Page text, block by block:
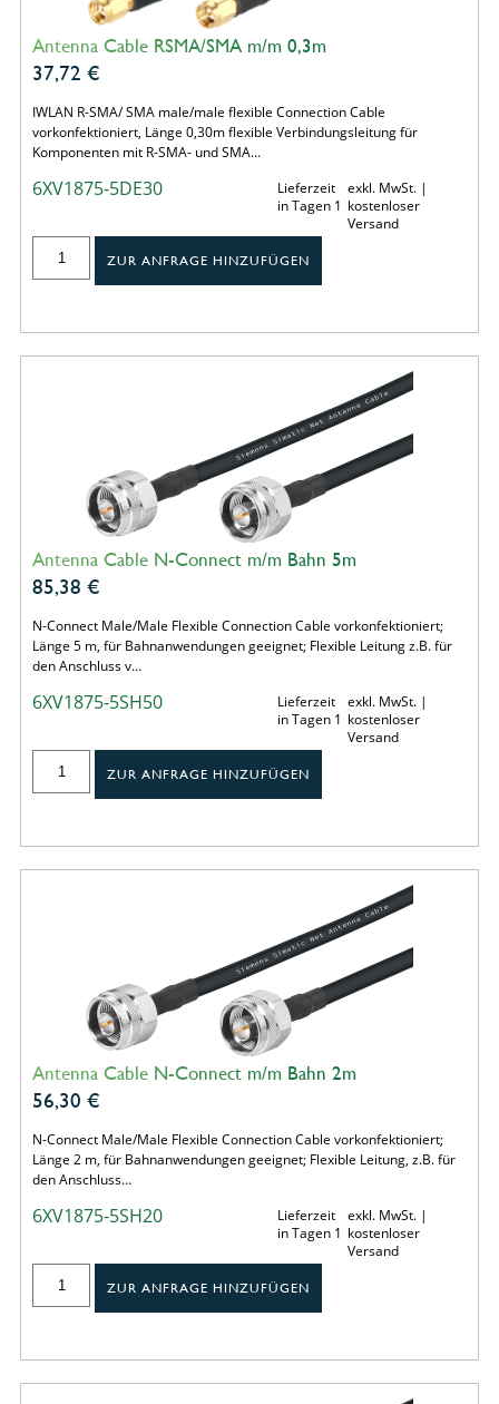
Antenna Cable RSMA/SMA m/m 0,3m
37,72 €
IWLAN R-SMA/ SMA male/male flexible Connection Cable
vorkonfektioniert, Länge 0,30m flexible Verbindungsleitung für
Komponenten mit R-SMA- und SMA…
6XV1875-5DE30
Lieferzeit
in Tagen 1
exkl. MwSt. |
kostenloser
Versand
ZUR ANFRAGE HINZUFÜGEN
Antenna Cable N-Connect m/m Bahn 5m
85,38 €
N-Connect Male/Male Flexible Connection Cable vorkonfektioniert;
Länge 5 m, für Bahnanwendungen geeignet; Flexible Leitung z.B. für
den Anschluss v…
6XV1875-5SH50
Lieferzeit
in Tagen 1
exkl. MwSt. |
kostenloser
Versand
ZUR ANFRAGE HINZUFÜGEN
Antenna Cable N-Connect m/m Bahn 2m
56,30 €
N-Connect Male/Male Flexible Connection Cable vorkonfektioniert;
Länge 2 m, für Bahnanwendungen geeignet; Flexible Leitung, z.B. für
den Anschluss…
6XV1875-5SH20
Lieferzeit
in Tagen 1
exkl. MwSt. |
kostenloser
Versand
ZUR ANFRAGE HINZUFÜGEN